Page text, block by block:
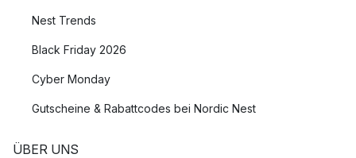
Nest Trends
Black Friday 2026
Cyber Monday
Gutscheine & Rabattcodes bei Nordic Nest
ÜBER UNS